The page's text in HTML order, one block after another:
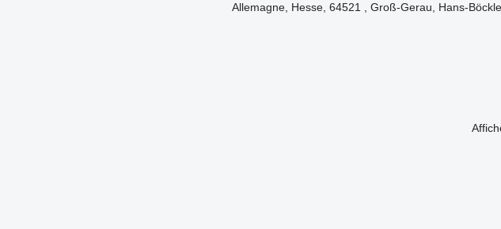
Allemagne, Hesse, 64521 , Groß-Gerau, Hans-